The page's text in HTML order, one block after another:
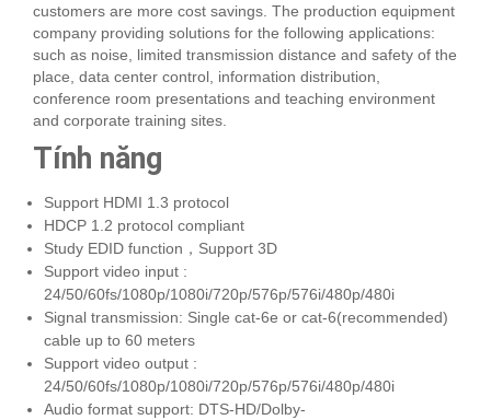
customers are more cost savings. The production equipment
company providing solutions for the following applications:
such as noise, limited transmission distance and safety of the
place, data center control, information distribution,
conference room presentations and teaching environment
and corporate training sites.
Tính năng
Support HDMI 1.3 protocol
HDCP 1.2 protocol compliant
Study EDID function，Support 3D
Support video input :
24/50/60fs/1080p/1080i/720p/576p/576i/480p/480i
Signal transmission: Single cat-6e or cat-6(recommended)
cable up to 60 meters
Support video output :
24/50/60fs/1080p/1080i/720p/576p/576i/480p/480i
Audio format support: DTS-HD/Dolby-